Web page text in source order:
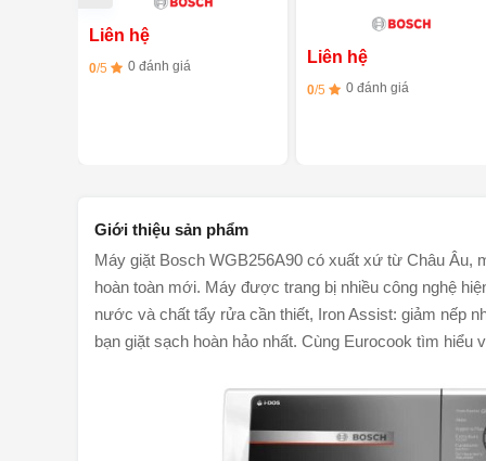
Liên hệ
0/5 0 đánh giá Liên hệ
0/5 0 đánh giá
Giới thiệu sản phẩm
Máy giặt Bosch WGB256A90 có xuất xứ từ Châu Âu,
hoàn toàn mới. Máy được trang bị nhiều công nghệ
nước và chất tẩy rửa cần thiết, Iron Assist: giảm nếp
bạn giặt sạch hoàn hảo nhất. Cùng Eurocook tìm hiểu